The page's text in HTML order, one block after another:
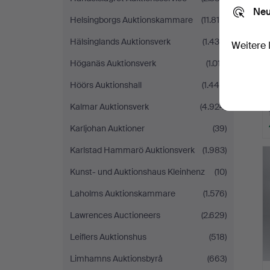
Helsingborgs Auktionskammare
(11.816)
Hälsinglands Auktionsverk
(1.430)
Höganäs Auktionsverk
(1.017)
Höörs Auktionshall
(1.446)
Kalmar Auktionsverk
(4.924)
Karljohan Auktioner
(39)
Karlstad Hammarö Auktionsverk
(1.983)
Kunst- und Auktionshaus Kleinhenz
(10)
Laholms Auktionskammare
(1.576)
Lawrences Auctioneers
(2.629)
Leiflers Auktionshus
(518)
Limhamns Auktionsbyrå
(663)
Weitere